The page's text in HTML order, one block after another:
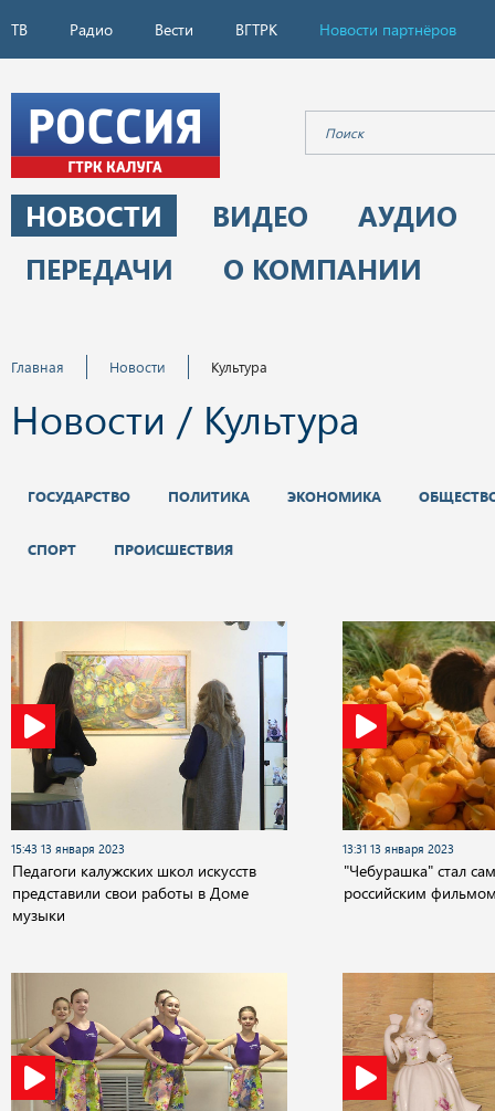
ТВ Радио Вести ВГТРК Новости партнёров
НОВОСТИ ВИДЕО
АУДИО
ПЕРЕДАЧИ
О КОМПАНИИ
Главная Новости Культура
Новости / Культура
ГОСУДАРСТВО ПОЛИТИКА ЭКОНОМИКА
СПОРТ ПРОИСШЕСТВИЯ
15:43 13 января 2023
Педагоги калужских школ искусств
представили свои работы в Доме
музыки
13:31 13 января 2023
"Чебурашка" стал
российским